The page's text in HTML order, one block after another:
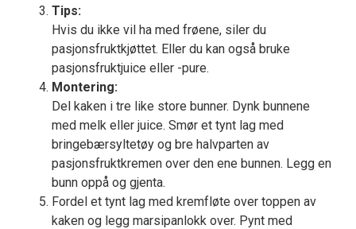
Tips:
Hvis du ikke vil ha med frøene, siler du
pasjonsfruktkjøttet. Eller du kan også bruke
pasjonsfruktjuice eller -pure.
Montering:
Del kaken i tre like store bunner. Dynk bunnene
med melk eller juice. Smør et tynt lag med
bringebærsyltetøy og bre halvparten av
pasjonsfruktkremen over den ene bunnen. Legg en
bunn oppå og gjenta.
Fordel et tynt lag med kremfløte over toppen av
kaken og legg marsipanlokk over. Pynt med